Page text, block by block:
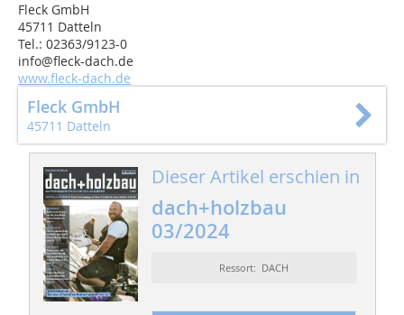
Fleck GmbH
45711 Datteln
Tel.: 02363/9123-0
info@fleck-dach.de
www.fleck-dach.de
Fleck GmbH
45711 Datteln
Dieser Artikel erschien in
dach+holzbau
03/2024
Ressort: DACH